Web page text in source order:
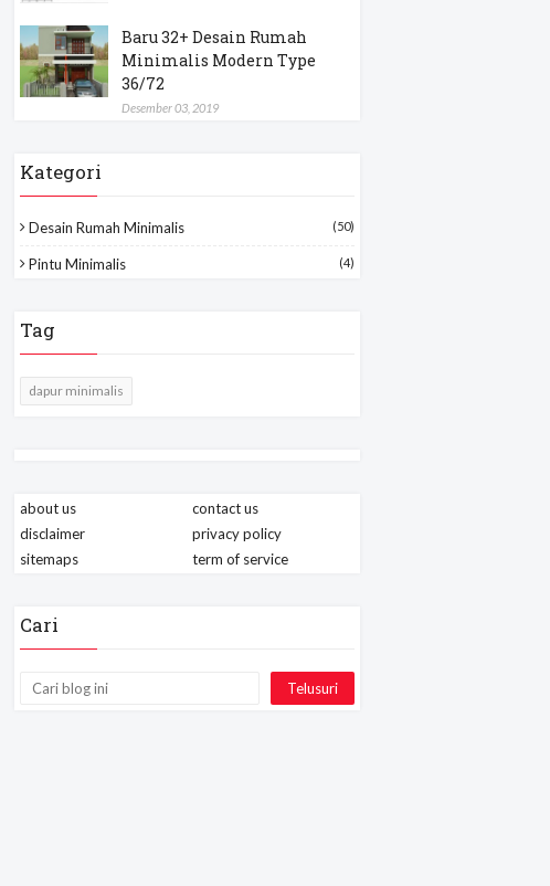
Baru 32+ Desain Rumah
Minimalis Modern Type
36/72
Desember 03, 2019
Kategori
Desain Rumah Minimalis (50)
Pintu Minimalis (4)
Tag
dapur minimalis
about us
contact us
disclaimer
privacy policy
sitemaps
term of service
Cari